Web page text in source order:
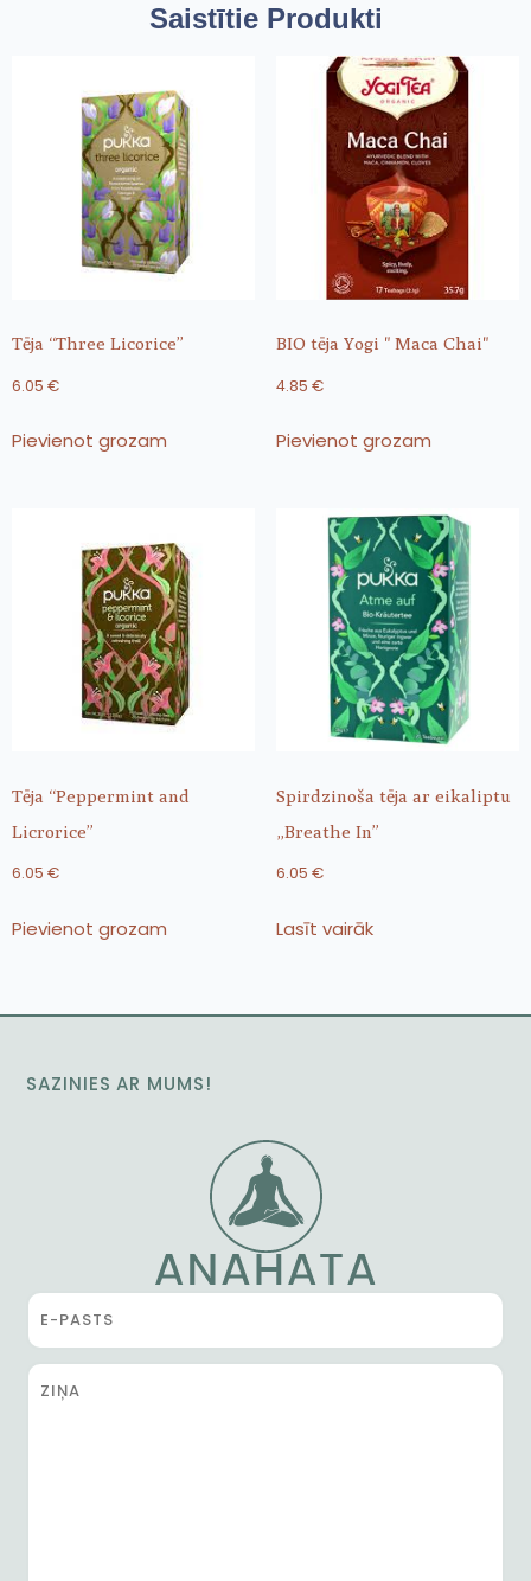
Saistītie Produkti
Tēja “Three Licorice”
6.05 €
Pievienot grozam
BIO tēja Yogi " Maca Chai"
4.85 €
Pievienot grozam
Tēja “Peppermint and
Licrorice”
6.05 €
Pievienot grozam
Spirdzinoša tēja ar eikaliptu
„Breathe In”
6.05 €
Lasīt vairāk
SAZINIES AR MUMS!